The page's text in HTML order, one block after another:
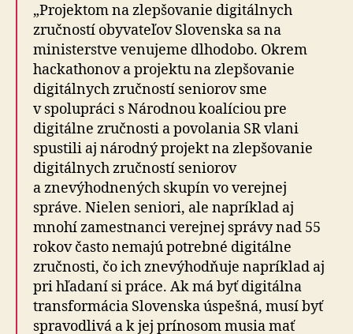
„Projektom na zlepšovanie digitálnych
zručností obyvateľov Slovenska sa na
ministerstve venujeme dlhodobo. Okrem
hackathonov a projektu na zlepšovanie
digitálnych zručností seniorov sme
v spolupráci s Národnou koalíciou pre
digitálne zručnosti a povolania SR vlani
spustili aj národný projekt na zlepšovanie
digitálnych zručností seniorov
a znevýhodnených skupín vo verejnej
správe. Nielen seniori, ale napríklad aj
mnohí zamestnanci verejnej správy nad 55
rokov často nemajú potrebné digitálne
zručnosti, čo ich znevýhodňuje napríklad aj
pri hľadaní si práce. Ak má byť digitálna
transformácia Slovenska úspešná, musí byť
spravodlivá a k jej prínosom musia mať